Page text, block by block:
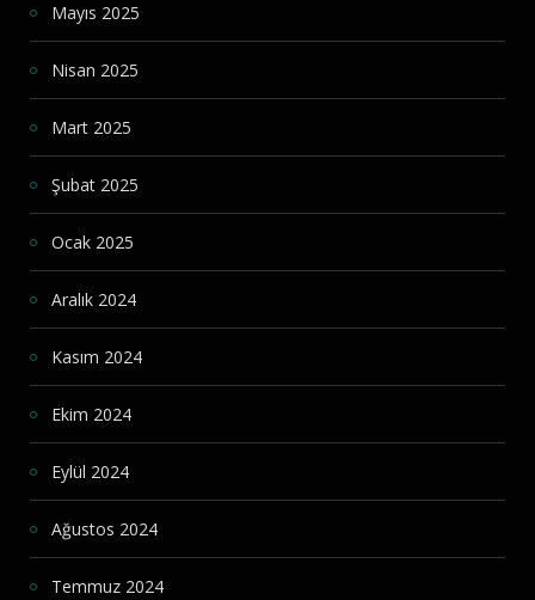
Mayıs 2025
Nisan 2025
Mart 2025
Şubat 2025
Ocak 2025
Aralık 2024
Kasım 2024
Ekim 2024
Eylül 2024
Ağustos 2024
Temmuz 2024